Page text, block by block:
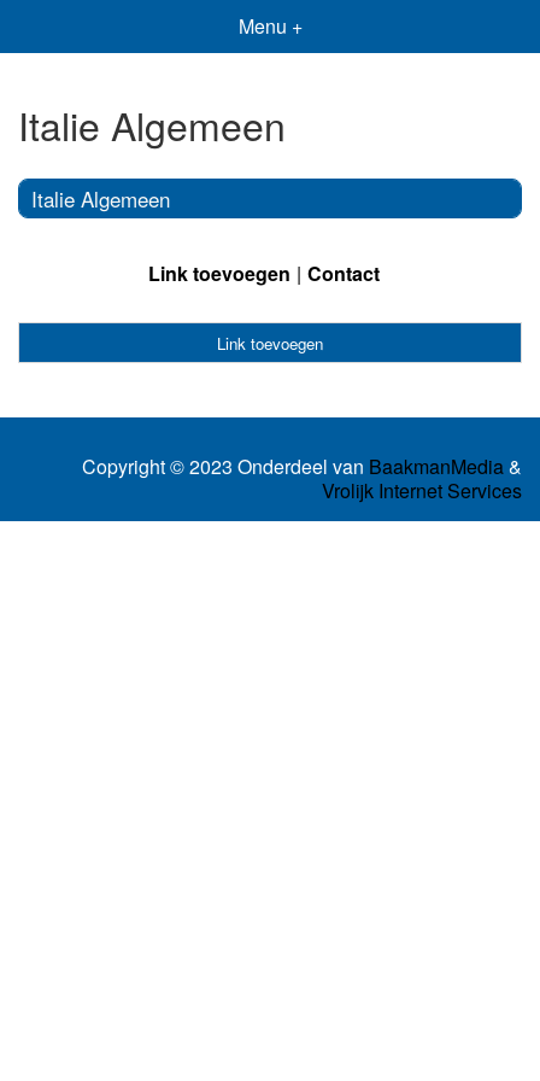
Menu +
Italie Algemeen
Italie Algemeen
Link toevoegen Contact
Link toevoegen
Copyright © 2023 Onderdeel van BaakmanMedia&
Vrolijk Internet Services